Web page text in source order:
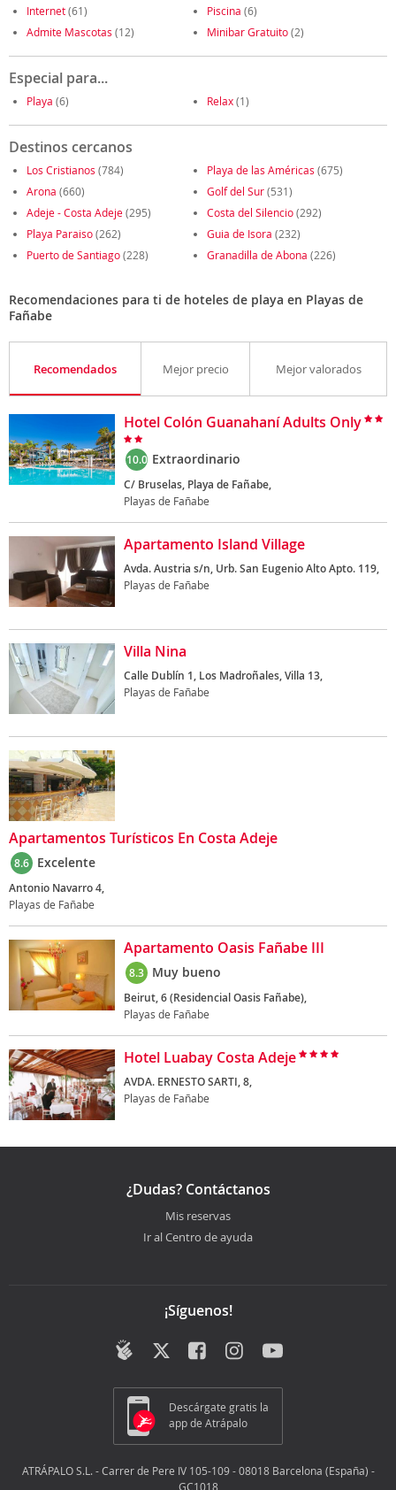
Internet(61) Piscina (6)
Admite Mascotas (12) Minibar Gratuito(2)
Especial para...
Playa (6) Relax(1)
Destinos cercanos
Los Cristianos (784) Playa de las Américas (675)
Arona (660) Golf del Sur(531)
Adeje - Costa Adeje(295) Costa del Silencio(292)
Playa Paraiso(262) Guia de Isora (232)
Puerto de Santiago(228) Granadilla de Abona (226)
Recomendaciones para ti de hoteles de playa en Playas de
Fañabe
Recomendados Mejor precio Mejor valorados
Hotel Colón Guanahaní Adults Only
10.0 Extraordinario
C/ Bruselas, Playa de Fañabe,
Playas de Fañabe
Apartamento Island Village
Avda. Austria s/n, Urb. San Eugenio Alto Apto. 119,
Playas de Fañabe
Villa Nina
Calle Dublín 1, Los Madroñales, Villa 13,
Playas de Fañabe
Apartamentos Turísticos En Costa Adeje
8.6 Excelente
Antonio Navarro 4,
Playas de Fañabe
Apartamento Oasis Fañabe III
8.3 Muy bueno
Beirut, 6 (Residencial Oasis Fañabe),
Playas de Fañabe
Hotel Luabay Costa Adeje
AVDA. ERNESTO SARTI, 8,
Playas de Fañabe
¿Dudas? Contáctanos
Mis reservas
Ir al Centro de ayuda
¡Síguenos!
Descárgate gratis la
app de Atrápalo
ATRÁPALO S.L. - Carrer de Pere IV 105-109 - 08018 Barcelona (España) -
GC1018